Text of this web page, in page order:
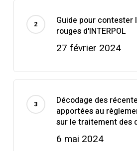
Guide pour contester
rouges d'INTERPOL
27 février 2024
Décodage des
apportées au
sur le traitement des
6 mai 2024